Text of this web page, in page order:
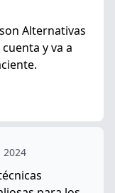
Alternativas
y va a
2024